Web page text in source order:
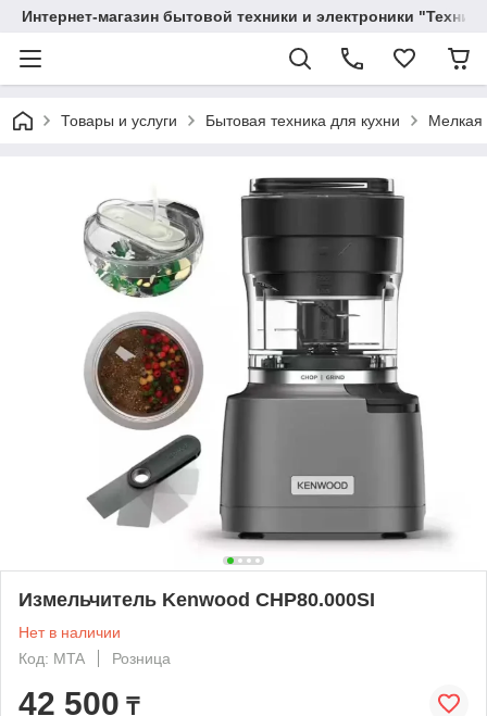
Интернет-магазин бытовой техники и электроники
Товары и услуги Бытовая техника для кухни Мелкая
Измельчитель Kenwood CHP80.000SI
Нет в наличии
Код: MTA
Розница
42 500 ₸